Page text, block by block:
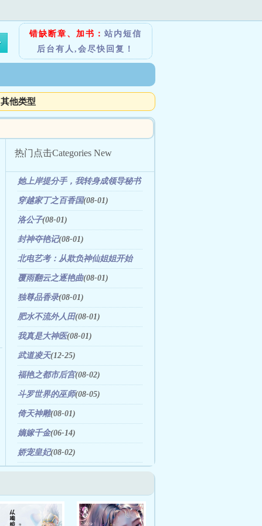
错缺断章、加书： 站内短信
后台有人,会尽快回复！
其他类型
热门点击Categories New
她上岸提分手，我转身成领导秘书
(08-07)
穿越家丁之百香国(08-01)
洛公子(08-01)
封神夺艳记(08-01)
北电艺考：从欺负神仙姐姐开始
(01-31)
覆雨翻云之逐艳曲(08-01)
独尊品香录(08-01)
肥水不流外人田(08-01)
我真是大神医(08-01)
武道凌天(12-25)
福艳之都市后宫(08-02)
斗罗世界的巫师(08-05)
倚天神雕(08-01)
嫡嫁千金(06-14)
娇宠皇妃(08-02)